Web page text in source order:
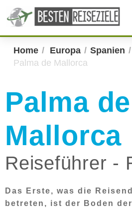
Home Europa Spanien
Palma de Mallorca
Palma de
Mallorca
Reiseführer -
Das Erste, was die
betreten, ist der Boden